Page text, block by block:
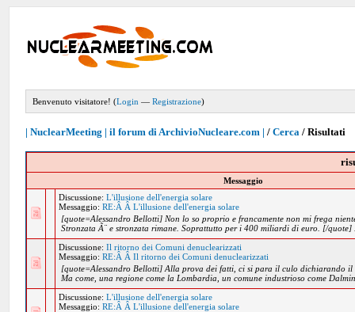
Benvenuto visitatore! (Login —Registrazione)
| NuclearMeeting | il forum di ArchivioNucleare.com | /Cerca /Risultati
Messaggio
Discussione:L'illusione dell'energia solare
Messaggio:RE:Â Â L'illusione dell'energia solare
[quote=Alessandro Bellotti] Non lo so proprio e francamente non mi frega
Stronzata Ã¨ e stronzata rimane. Soprattutto per i 400 miliardi di euro. [/
Discussione:Il ritorno dei Comuni denuclearizzati
Messaggio:RE:Â Â Il ritorno dei Comuni denuclearizzati
[quote=Alessandro Bellotti] Alla prova dei fatti, ci si para il culo dichiarando il
Ma come, una regione come la Lombardia, un comune industrioso come
Discussione:L'illusione dell'energia solare
Messaggio:RE:Â Â L'illusione dell'energia solare